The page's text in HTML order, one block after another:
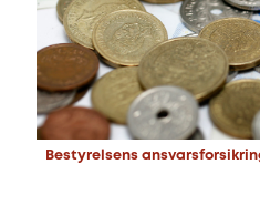
Bestyrelsens